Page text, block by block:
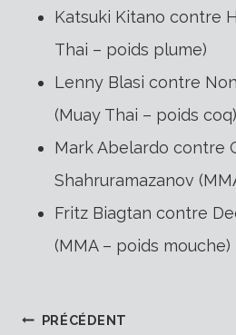
Katsuki Kitano contre
Thai – poids plume)
Lenny Blasi contre
(Muay Thai – poids coq)
Mark Abelardo contre
Shahruramazanov
Fritz Biagtan contre
(MMA – poids mouche)
PRÉCÉDENT